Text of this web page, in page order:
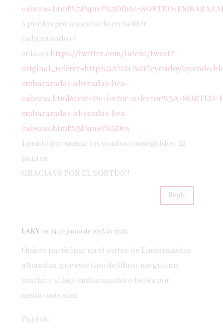
3 puntos por anunciarlo en twitter
(adjuntando el
enlace):https://twitter.com/intent/tweet?
embarazadas-alteradas-bea-
embarazadas-alteradas-bea-
cabezas.html%3Fspref%3Dtw
1 punto por sumar los puntos conseguidos: 12
puntos
GRACIASS POR EL SORTEO!!
Reply
LAKY on 24 de junio de 2013 at 12:25
Quiero participar en el sorteo de Embarazadas
alteradas, que este tipo de libros me gustan
mucho y si hay embarazadas o bebés por
medio más aún.
Puntos: